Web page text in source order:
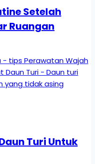
Setelah
Ruangan
Turi Untuk